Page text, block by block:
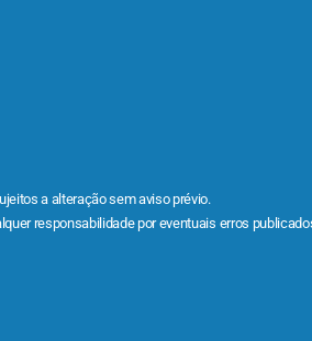
a alteração sem aviso prévio.
responsabilidade por eventuais erros